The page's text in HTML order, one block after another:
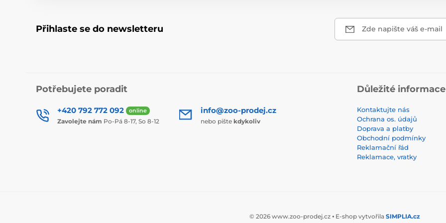
Přihlaste se do newsletteru Zde napište váš e-mail
Potřebujete poradit
+420 792 772 092 online
Zavolejte nám Po-Pá 8-17, So 8-12
info@zoo-prodej.cz
nebo pište kdykoliv
Důležité informace
Kontaktujte nás
Ochrana os. údajů
Doprava a platby
Obchodní podmínky
Reklamační řád
Reklamace, vratky
© 2026 www.zoo-prodej.cz ⦁ E-shop vytvořila SIMPLIA.cz